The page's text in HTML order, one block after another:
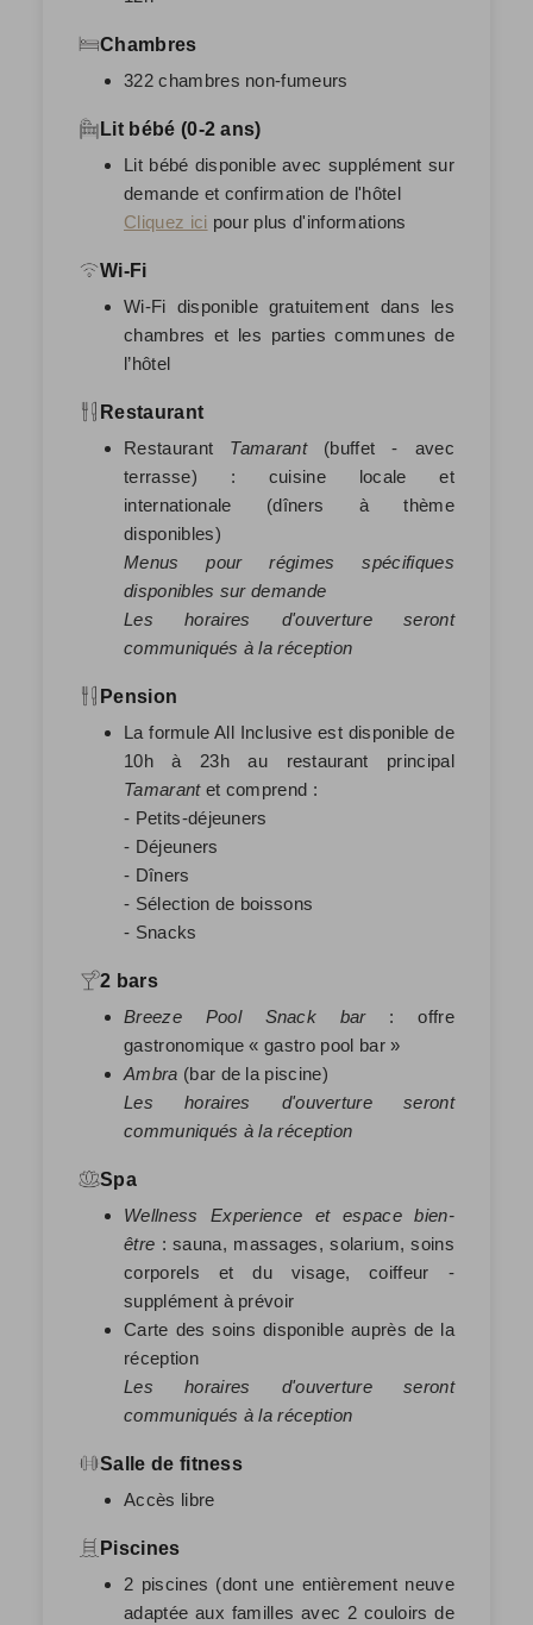
Chambres
322 chambres non-fumeurs
Lit bébé (0-2 ans)
Lit bébé disponible avec supplément sur
demande et confirmation de l'hôtel
Cliquez ici pour plus d'informations
Wi-Fi
Wi-Fi disponible gratuitement dans les
chambres et les parties communes de
l’hôtel
Restaurant
Restaurant Tamarant (buffet - avec
terrasse) : cuisine locale et
internationale (dîners à thème
disponibles)
Menus pour régimes spécifiques
disponibles sur demande
Les horaires d'ouverture seront
communiqués à la réception
Pension
La formule All Inclusive est disponible de
10h à 23h au restaurant principal
Tamarant et comprend :
- Petits-déjeuners
- Déjeuners
- Dîners
- Sélection de boissons
- Snacks
2 bars
Breeze Pool Snack bar: offre
gastronomique « gastro pool bar »
Ambra (bar de la piscine)
Les horaires d'ouverture seront
communiqués à la réception
Spa
Wellness Experience et espace bien-
être : sauna, massages, solarium, soins
corporels et du visage, coiffeur -
supplément à prévoir
Carte des soins disponible auprès de la
réception
Les horaires d'ouverture seront
communiqués à la réception
Salle de fitness
Accès libre
Piscines
2 piscines (dont une entièrement neuve
adaptée aux familles avec 2 couloirs de